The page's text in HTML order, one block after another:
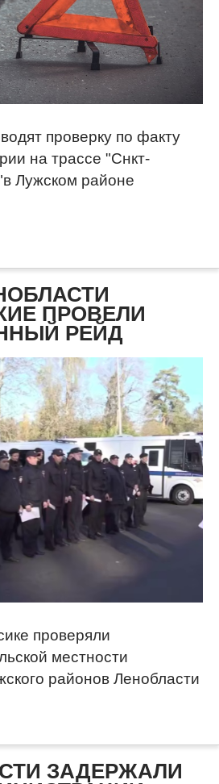
проверку по факту
на трассе "Снкт-
Лужском районе
ПРОВЕЛИ
РЕЙД
проверяли
местности
районов Ленобласти
ЗАДЕРЖАЛИ